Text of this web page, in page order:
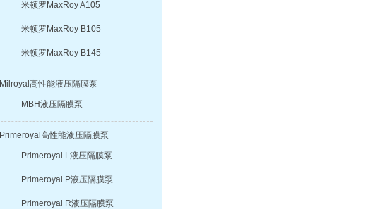
米顿罗MaxRoy A105
米顿罗MaxRoy B105
米顿罗MaxRoy B145
Milroyal高性能液压隔膜泵
MBH液压隔膜泵
Primeroyal高性能液压隔膜泵
Primeroyal L液压隔膜泵
Primeroyal P液压隔膜泵
Primeroyal R液压隔膜泵